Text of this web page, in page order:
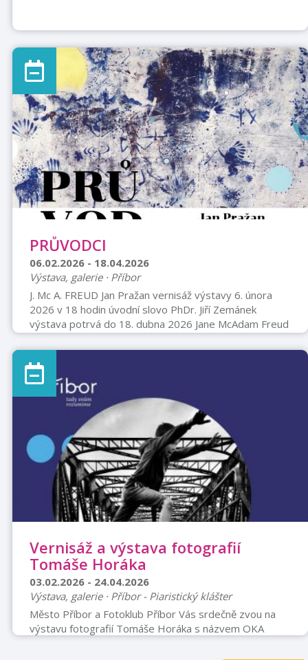
PRŮVODCI
06.02.2026 - 18.04.2026
Výstava, galerie · Příbor
J. Mc A. FREUD Jan Pražan vernisáž výstavy 6. února
2026 v 18 hodin úvodní slovo PhDr. Jiří Zemánek
výstava potrvá do 18. dubna 2026 Jane McAdam Freud
gallery Náměstí Sigmunda Freuda 29 Přibor otevírací
doba: So-Ne 10-12 a 13-15
Vernisáž a výstava fotografií
Tomáše Horáka
03.02.2026 - 24.04.2026
Výstava, galerie · Příbor - Piaristický klášter
Město Příbor a Fotoklub Příbor Vás srdečně zvou na
výstavu fotografií Tomáše Horáka s názvem OKA
hodin v chodbě Městské knihovny Příbor, v 1. patře